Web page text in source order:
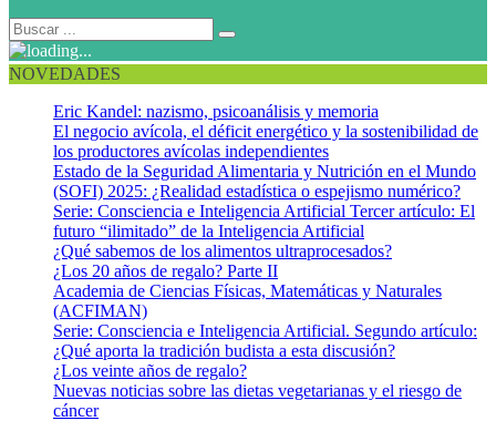
NOVEDADES
Eric Kandel: nazismo, psicoanálisis y memoria
El negocio avícola, el déficit energético y la sostenibilidad de
los productores avícolas independientes
Estado de la Seguridad Alimentaria y Nutrición en el Mundo
(SOFI) 2025: ¿Realidad estadística o espejismo numérico?
Serie: Consciencia e Inteligencia Artificial Tercer artículo: El
futuro “ilimitado” de la Inteligencia Artificial
¿Qué sabemos de los alimentos ultraprocesados?
¿Los 20 años de regalo? Parte II
Academia de Ciencias Físicas, Matemáticas y Naturales
(ACFIMAN)
Serie: Consciencia e Inteligencia Artificial. Segundo artículo:
¿Qué aporta la tradición budista a esta discusión?
¿Los veinte años de regalo?
Nuevas noticias sobre las dietas vegetarianas y el riesgo de
cáncer